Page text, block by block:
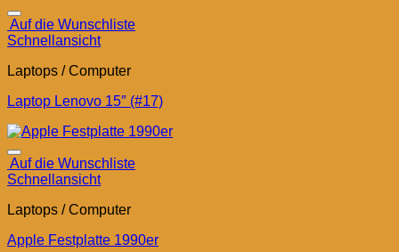
Auf die Wunschliste
Schnellansicht
Laptops / Computer
Laptop Lenovo 15″ (#17)
Auf die Wunschliste
Schnellansicht
Laptops / Computer
Apple Festplatte 1990er